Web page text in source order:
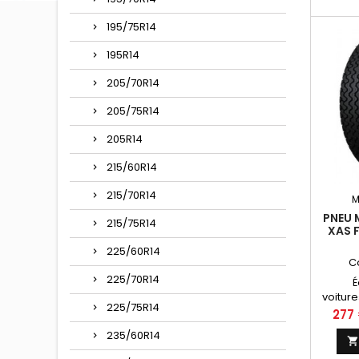
195/75R14
195R14
205/70R14
205/75R14
205R14
215/60R14
215/70R14
215/75R14
225/60R14
225/70R14
225/75R14
235/60R14
14,
PNEU
XAS
Prix
277
